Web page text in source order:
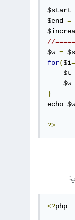
$start
$end =
//
$w =
for($i=
    $t
    $w
}
echo $w
?>
<?php